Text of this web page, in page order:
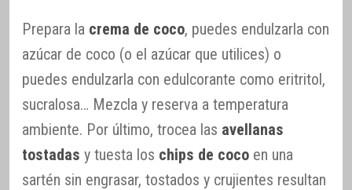
Prepara la crema de coco, puedes endulzarla con
azúcar de coco (o el azúcar que utilices) o
puedes endulzarla con edulcorante como eritritol,
sucralosa… Mezcla y reserva a temperatura
ambiente. Por último, trocea las avellanas
tostadas y tuesta los chips de coco en una
sartén sin engrasar, tostados y crujientes resultan